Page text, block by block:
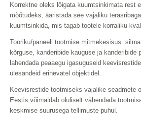
Korrektne oleks lõigata kuumtsinkimata rest
mõõtudeks, ääristada see vajaliku
kuumtsinkida, mis tagab tootele korraliku
Tooriku/paneeli tootmise mitmekesisus:
kõrguse, kanderibide kauguse ja kanderibide
lahendada peaaegu igasuguseid
ülesandeid erinevatel objektidel.
Keevisrestide tootmiseks vajalike seadmete
Eestis võimaldab oluliselt vähendada
keskmise suurusega tellimuste puhul.